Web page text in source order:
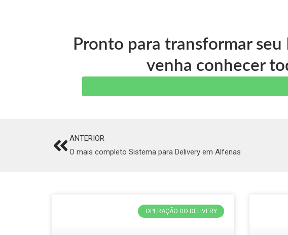
Pronto para transformar
venha conhecer
PrevANTERIOR
O mais completo Sistema para Delivery em Alfenas
OPERAÇÃO DO DELIVERY